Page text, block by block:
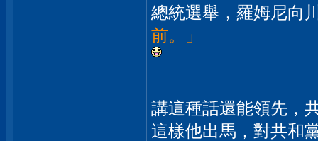
總統選舉，羅姆尼向
前。」
講這種話還能領先，
這樣他出馬，對共和